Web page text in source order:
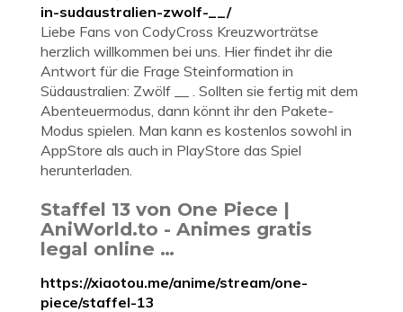
in-sudaustralien-zwolf-__/
Liebe Fans von CodyCross Kreuzworträtse
herzlich willkommen bei uns. Hier findet ihr die
Antwort für die Frage Steinformation in
Südaustralien: Zwölf __ . Sollten sie fertig mit dem
Abenteuermodus, dann könnt ihr den Pakete-
Modus spielen. Man kann es kostenlos sowohl in
AppStore als auch in PlayStore das Spiel
herunterladen.
Staffel 13 von One Piece |
AniWorld.to - Animes gratis
legal online …
https://xiaotou.me/anime/stream/one-
piece/staffel-13